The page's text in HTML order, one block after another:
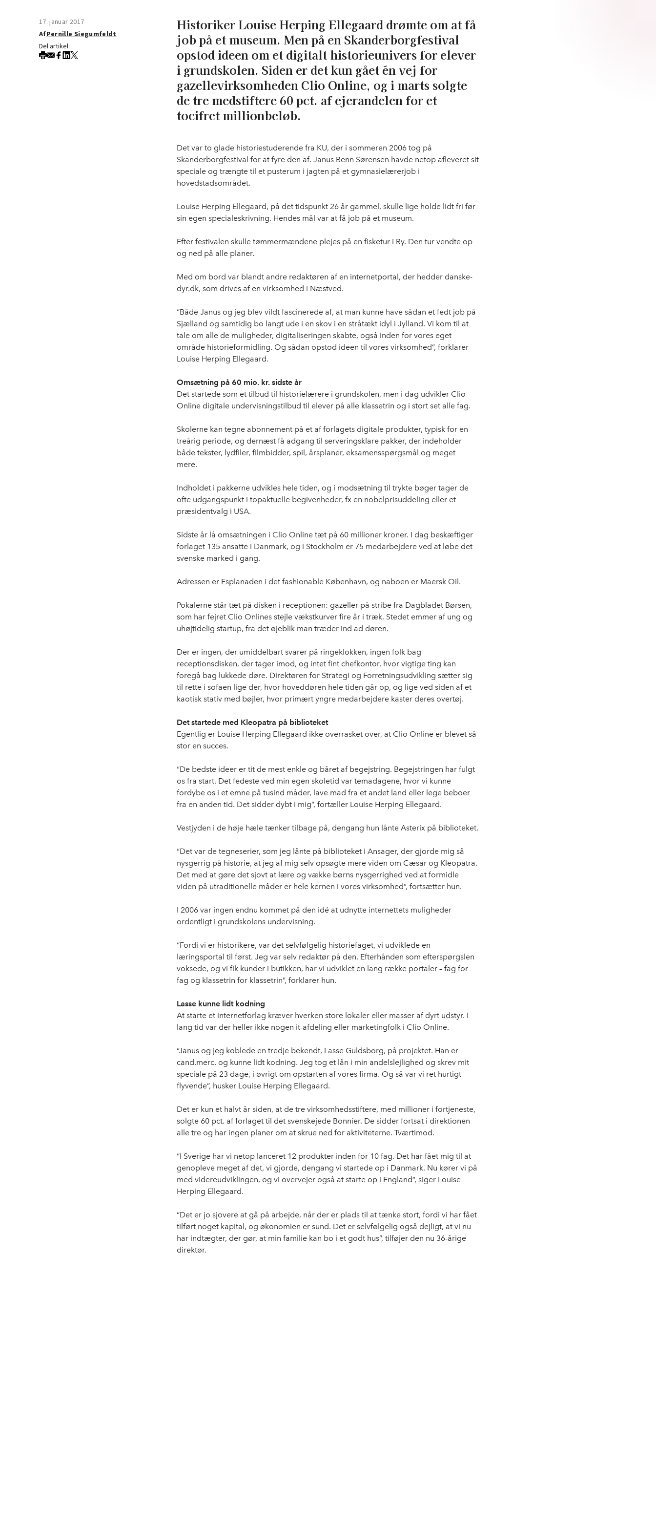
17. januar 2017
AfPernille Siegumfeldt
Del artikel:
Historiker Louise Herping Ellegaard drømte om at få
job på et museum. Men på en Skanderborgfestival
opstod ideen om et digitalt historieunivers for elever
i grundskolen. Siden er det kun gået én vej for
gazellevirksomheden Clio Online, og i marts solgte
de tre medstiftere 60 pct. af ejerandelen for et
tocifret millionbeløb.
Det var to glade historiestuderende fra KU, der i sommeren 2006 tog på
Skanderborgfestival for at fyre den af. Janus Benn Sørensen havde netop afleveret sit
speciale og trængte til et pusterum i jagten på et gymnasielærerjob i
hovedstadsområdet.
Louise Herping Elle­gaard, på det tidspunkt 26 år gammel, skulle lige holde lidt fri før
sin egen specialeskrivning. Hendes mål var at få job på et museum.
Efter festivalen skulle tømmermændene plejes på en fisketur i Ry. Den tur vendte op
og ned på alle planer.
Med om bord var blandt andre redaktøren af en internetportal, der hedder danske-
dyr.dk, som drives af en virksomhed i Næstved.
“Både Janus og jeg blev vildt fascinerede af, at man kunne have sådan et fedt job på
Sjælland og samtidig bo langt ude i en skov i en stråtækt idyl i Jylland. Vi kom til at
tale om alle de muligheder, digitaliseringen skabte, også inden for vores eget
område historieformidling. Og sådan opstod ideen til vores virksomhed”, forklarer
Louise Herping Ellegaard.
Omsætning på 60 mio. kr. sidste år
Det startede som et tilbud til historielærere i grundskolen, men i dag udvikler Clio
Online digitale undervisningstilbud til elever på alle klassetrin og i stort set alle fag.
Skolerne kan tegne abonnement på et af forlagets digitale produkter, typisk for en
treårig periode, og dernæst få adgang til serveringsklare pakker, der indeholder
både tekster, lydfiler, filmbidder, spil, årsplaner, eksamensspørgsmål og meget
mere.
Indholdet i pakkerne udvikles hele tiden, og i modsætning til trykte bøger tager de
ofte udgangspunkt i topaktuelle begivenheder, fx en nobelprisuddeling eller et
præsidentvalg i USA.
Sidste år lå omsætningen i Clio Online tæt på 60 millioner kroner. I dag beskæftiger
forlaget 135 ansatte i Danmark, og i Stockholm er 75 medarbejdere ved at løbe det
svenske marked i gang.
Adressen er Esplanaden i det fashionable København, og naboen er Maersk Oil.
Pokalerne står tæt på disken i receptionen: gazeller på stribe fra Dagbladet Børsen,
som har fejret Clio Onlines stejle vækstkurver fire år i træk. Stedet emmer af ung og
uhøjtidelig startup, fra det øjeblik man træder ind ad døren.
Der er ingen, der umiddelbart svarer på ringeklokken, ingen folk bag
receptionsdisken, der tager imod, og intet fint chefkontor, hvor vigtige ting kan
foregå bag lukkede døre. Direktøren for Strategi og Forretningsudvikling sætter sig
til rette i sofaen lige der, hvor hoveddøren hele tiden går op, og lige ved siden af et
kaotisk stativ med bøjler, hvor primært yngre medarbejdere kaster deres overtøj.
Det startede med Kleopatra på biblioteket
Egentlig er Louise Herping Ellegaard ikke overrasket over, at Clio Online er blevet så
stor en succes.
“De bedste ideer er tit de mest enkle og båret af begejstring. Begejstringen har fulgt
os fra start. Det fedeste ved min egen skoletid var temadagene, hvor vi kunne
fordybe os i et emne på tusind måder, lave mad fra et andet land eller lege beboer
fra en anden tid. Det sidder dybt i mig”, fortæller Louise Herping Ellegaard.
Vestjyden i de høje hæle tænker tilbage på, dengang hun lånte Asterix på biblioteket.
“Det var de tegneserier, som jeg lånte på biblioteket i Ansager, der gjorde mig så
nysgerrig på historie, at jeg af mig selv opsøgte mere viden om Cæsar og Kleopatra.
Det med at gøre det sjovt at lære og vække børns nysgerrighed ved at formidle
viden på utraditionelle måder er hele kernen i vores virksomhed”, fortsætter hun.
I 2006 var ingen endnu kommet på den idé at udnytte internettets muligheder
ordentligt i grundskolens undervisning.
“Fordi vi er historikere, var det selvfølgelig historiefaget, vi udviklede en
læringsportal til først. Jeg var selv redaktør på den. Efterhånden som efterspørgslen
voksede, og vi fik kunder i butikken, har vi udviklet en lang række portaler – fag for
fag og klassetrin for klassetrin”, forklarer hun.
Lasse kunne lidt kodning
At starte et internetforlag kræver hverken store lokaler eller masser af dyrt udstyr. I
lang tid var der heller ikke nogen it-afdeling eller marketingfolk i Clio Online.
“Janus og jeg koblede en tredje bekendt, Lasse Guldsborg, på projektet. Han er
cand.merc. og kunne lidt kodning. Jeg tog et lån i min andelslejlighed og skrev mit
speciale på 23 dage, i øvrigt om opstarten af vores firma. Og så var vi ret hurtigt
flyvende”, husker Louise Herping Ellegaard.
Det er kun et halvt år siden, at de tre virksomhedsstiftere, med millioner i fortjeneste,
solgte 60 pct. af forlaget til det svenskejede Bonnier. De sidder fortsat i direktionen
alle tre og har ingen planer om at skrue ned for aktiviteterne. Tværtimod.
“I Sverige har vi netop lanceret 12 produkter inden for 10 fag. Det har fået mig til at
genopleve meget af det, vi gjorde, dengang vi startede op i Danmark. Nu kører vi på
med videreudviklingen, og vi overvejer også at starte op i England”, siger Louise
Herping Ellegaard.
“Det er jo sjovere at gå på arbejde, når der er plads til at tænke stort, fordi vi har fået
tilført noget kapital, og økonomien er sund. Det er selvfølgelig også dejligt, at vi nu
har indtægter, der gør, at min familie kan bo i et godt hus”, tilføjer den nu 36-årige
direktør.